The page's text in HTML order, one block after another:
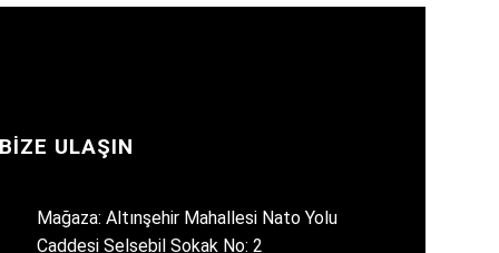
BIZE ULAŞIN
Mağaza: Altınşehir Mahallesi Nato Yolu
Caddesi Selsebil Sokak No: 2